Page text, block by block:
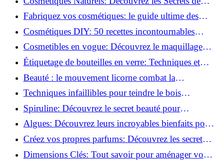
Beauté Éco-responsables!
Fabriquez vos cosmétiques: le guide ultime des
produits de beauté maison!
Cosmétiques DIY: 50 recettes incontournables
pour sublimer votre beauté naturelle!
Cosmetibles en vogue: Découvrez le maquillage
100% comestible!
Étiquetage de bouteilles en verre: Techniques et
astuces incontournables!
Beauté : le mouvement licorne combat la
surconsommation !
Techniques infaillibles pour teindre le bois
naturellement: Découvrez comment!
Spiruline: Découvrez le secret beauté pour
revitaliser les peaux fatiguées!
Algues: Découvrez leurs incroyables bienfaits pour
la santé et la beauté!
Créez vos propres parfums: Découvrez les secrets
de la fabrication artisanale!
Dimensions Clés: Tout savoir pour aménager votre